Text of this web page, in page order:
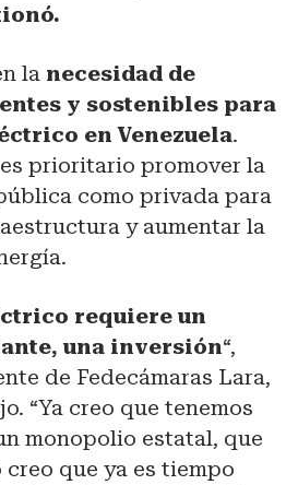
la necesidad de
y sostenibles para
en Venezuela.
prioritario promover la
como privada para
y aumentar la
requiere un
una inversión“,
de Fedecámaras Lara,
“Ya creo que tenemos
monopolio estatal, que
creo que ya es tiempo